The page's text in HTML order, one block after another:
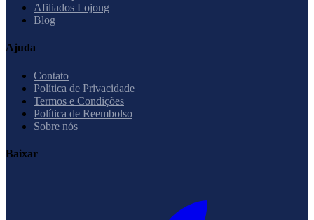
Afiliados Lojong
Blog
Ajuda
Contato
Política de Privacidade
Termos e Condições
Política de Reembolso
Sobre nós
Baixar